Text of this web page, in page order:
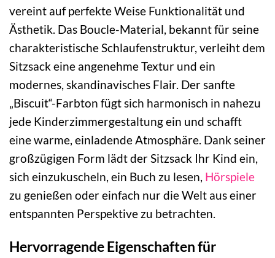
vereint auf perfekte Weise Funktionalität und
Ästhetik. Das Boucle-Material, bekannt für seine
charakteristische Schlaufenstruktur, verleiht dem
Sitzsack eine angenehme Textur und ein
modernes, skandinavisches Flair. Der sanfte
„Biscuit“-Farbton fügt sich harmonisch in nahezu
jede Kinderzimmergestaltung ein und schafft
eine warme, einladende Atmosphäre. Dank seiner
großzügigen Form lädt der Sitzsack Ihr Kind ein,
sich einzukuscheln, ein Buch zu lesen, Hörspiele
zu genießen oder einfach nur die Welt aus einer
entspannten Perspektive zu betrachten.
Hervorragende Eigenschaften für